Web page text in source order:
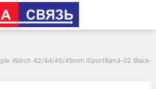
DF для
Watch 42/44/45/49mm iSportBand-02 Black-